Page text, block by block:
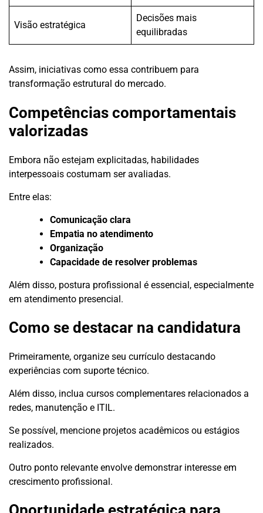
Visão estratégica
Decisões mais
equilibradas
Assim, iniciativas como essa contribuem para
transformação estrutural do mercado.
Competências comportamentais
valorizadas
Embora não estejam explicitadas, habilidades
interpessoais costumam ser avaliadas.
Entre elas:
Comunicação clara
Empatia no atendimento
Organização
Capacidade de resolver problemas
Além disso, postura profissional é essencial, especialmente
em atendimento presencial.
Como se destacar na candidatura
Primeiramente, organize seu currículo destacando
experiências com suporte técnico.
Além disso, inclua cursos complementares relacionados a
redes, manutenção e ITIL.
Se possível, mencione projetos acadêmicos ou estágios
realizados.
Outro ponto relevante envolve demonstrar interesse em
crescimento profissional.